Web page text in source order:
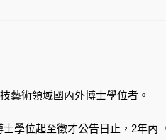
藝術領域國內外博士學位者。
學位起至徵才公告日止，2年